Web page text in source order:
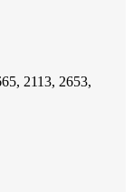
2113, 2653,